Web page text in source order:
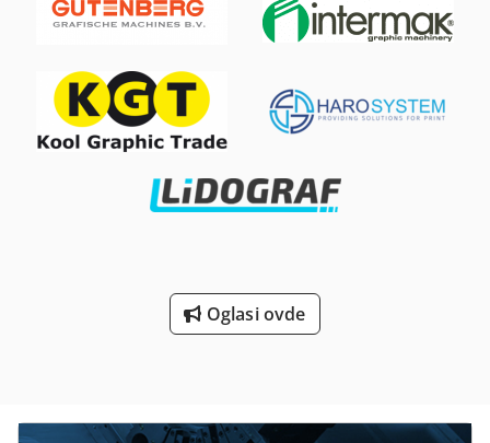
dimenzija 2500 x 810 mm Fraess vreteno raspon +45 do -45
stepeni Korisna dužina vretena na Ø 30-35 mm 140 mm
Korisna dužina vretena na Ø 40-50 mm 180 mm Fraess
vreteno moždani udar 90 mm alat Ø profilisanje 250 mm
cone alat Ø 350 mm Fomrfraeswerkzeug-Ø 160 mm alat Ø
lowerable 320 x 60 mm Brzine, 5-etapa 3000/4500/6000/
kW Težina 480 kg Usisna reznica-Ø stanica 1 x 120 mm
Usisna reznica Ø ispod stola 2 x 80 mm Lokacija: Sa akcija
70mm - maks. 260 k 380mm Brzina min.: 2.200 sph - maks.
5.500 sph Standardna potjera: 260 k 340mm Skeleton
uključuju okvir Online video inspekcija preko Skipe-Video
Crjdpfsh Axu Hex Amuef Bili bismo veoma zadovoljni
Vašom posetom - više mašina na lageru Dostupno odmah -
može se pregledati Na lageru Emskirchen / Nürnberg -
Oglasi ovde